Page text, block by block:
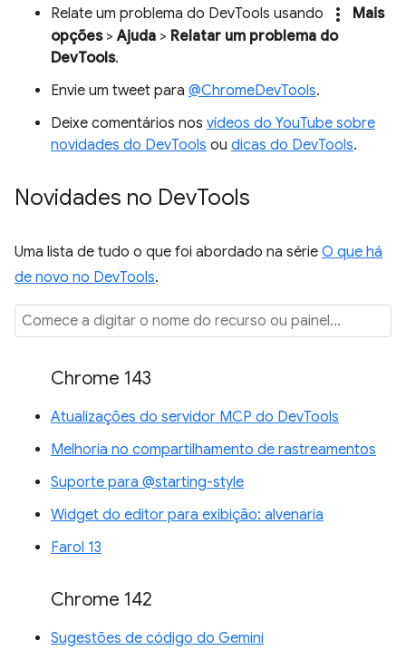
Relate um problema do DevTools usando
more_vert
Mais
opções>Ajuda > Relatar um problema do
DevTools.
Envie um tweet para @ChromeDevTools.
Deixe comentários nos vídeos do YouTube sobre
novidades do DevTools ou dicas do DevTools.
Novidades no DevTools
Uma lista de tudo o que foi abordado na série O que há
de novo no DevTools.
Chrome 143
Atualizações do servidor MCP do DevTools
Melhoria no compartilhamento de rastreamentos
Suporte para @starting-style
Widget do editor para exibição: alvenaria
Farol 13
Chrome 142
Sugestões de código do Gemini